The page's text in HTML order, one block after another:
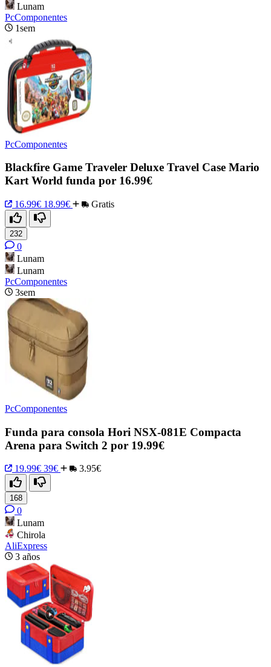
Lunam
PcComponentes
1sem
PcComponentes
Blackfire Game Traveler Deluxe Travel Case Mario
Kart World funda por 16.99€
16.99€ 18.99€ Gratis
232
0
Lunam
Lunam
PcComponentes
3sem
PcComponentes
Funda para consola Hori NSX-081E Compacta
Arena para Switch 2 por 19.99€
19.99€ 39€ 3.95€
168
0
Lunam
Chirola
AliExpress
3 años